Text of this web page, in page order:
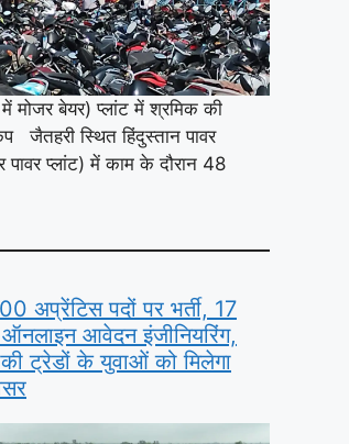
में मोजर बेयर) प्लांट में श्रमिक की
जैतहरी स्थित हिंदुस्तान पावर
पावर प्लांट) में काम के दौरान 48
अप्रेंटिस पदों पर भर्ती, 17
आवेदन इंजीनियरिंग,
ट्रेडों के युवाओं को मिलेगा